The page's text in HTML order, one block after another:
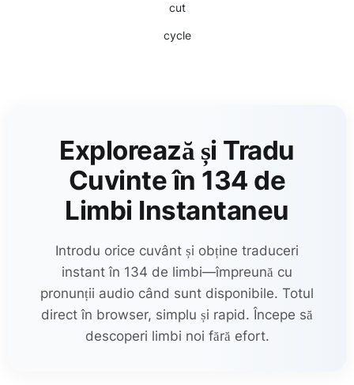
cut
cycle
Explorează și Tradu
Cuvinte în 134 de
Limbi Instantaneu
Introdu orice cuvânt și obține traduceri
instant în 134 de limbi—împreună cu
pronunții audio când sunt disponibile. Totul
direct în browser, simplu și rapid. Începe să
descoperi limbi noi fără efort.